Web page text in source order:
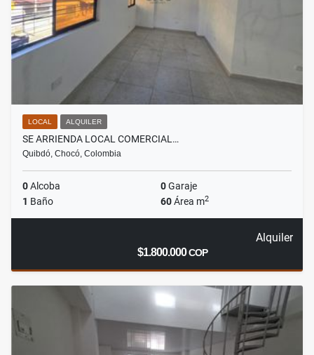
LOCAL ALQUILER
SE ARRIENDA LOCAL COMERCIAL…
Quibdó, Chocó, Colombia
0Alcoba 0Garaje
1 Baño 60Área m2
Alquiler
$1.800.000COP